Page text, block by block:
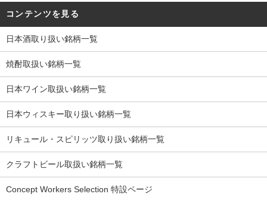
コンテンツを見る
日本酒取り扱い銘柄一覧
焼酎取扱い銘柄一覧
日本ワイン取扱い銘柄一覧
日本ウィスキー取り扱い銘柄一覧
リキュール・スピリッツ取り扱い銘柄一覧
クラフトビール取扱い銘柄一覧
Concept Workers Selection 特設ページ